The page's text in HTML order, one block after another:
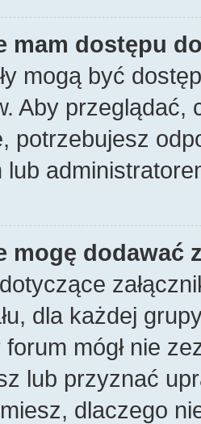
mam dostępu
mogą być
Aby
potrzebujesz
lub
mogę dodawać
dla każdej
mógł nie
lub przyznać
dlaczego